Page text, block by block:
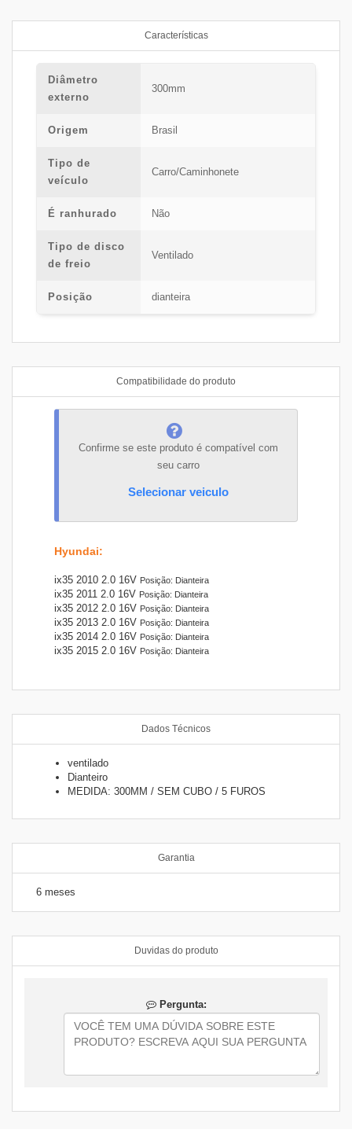
Características
Diâmetro
externo
300mm
Origem Brasil
Tipo de
veículo
Carro/Caminhonete
É ranhurado Não
Tipo de disco
de freio
Ventilado
Posição dianteira
Compatibilidade do produto
Confirme se este produto é compatível com
seu carro
Selecionar veiculo
Hyundai:
ix35 2010 2.0 16V Posição: Dianteira
ix35 2011 2.0 16V Posição: Dianteira
ix35 2012 2.0 16V Posição: Dianteira
ix35 2013 2.0 16V Posição: Dianteira
ix35 2014 2.0 16V Posição: Dianteira
ix35 2015 2.0 16V Posição: Dianteira
Dados Técnicos
ventilado
Dianteiro
MEDIDA: 300MM / SEM CUBO / 5 FUROS
Garantia
6 meses
Duvidas do produto
Pergunta: